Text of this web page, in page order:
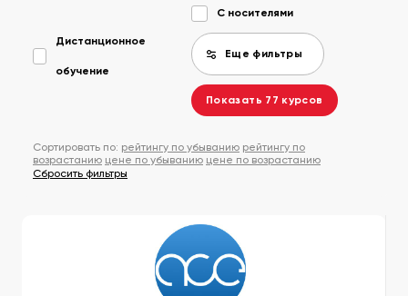
Дистанционное
обучение
С носителями
Еще фильтры
Показать 77 курсов
Сортировать по: рейтингу по убыванию рейтингу по
возрастанию цене по убыванию цене по возрастанию
Сбросить фильтры